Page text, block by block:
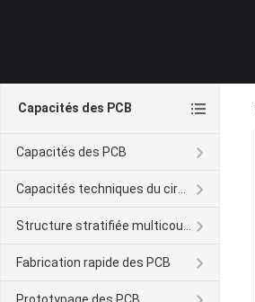
Capacités des PCB
Capacités des PCB
Fabrication rapide des PCB